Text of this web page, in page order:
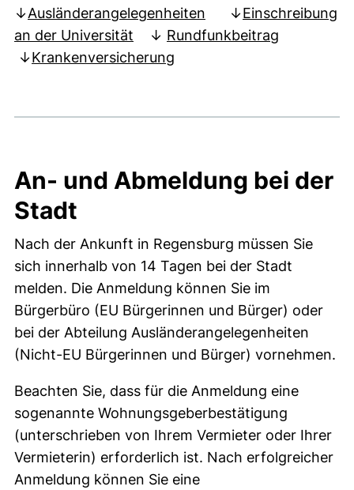
↓Ausländerangelegenheiten ↓Einschreibung
an der Universität ↓ Rundfunkbeitrag
↓Krankenversicherung
An- und Abmeldung bei der
Stadt
Nach der Ankunft in Regensburg müssen Sie
sich innerhalb von 14 Tagen bei der Stadt
melden. Die Anmeldung können Sie im
Bürgerbüro (EU Bürgerinnen und Bürger) oder
bei der Abteilung Ausländerangelegenheiten
(Nicht-EU Bürgerinnen und Bürger) vornehmen.
Beachten Sie, dass für die Anmeldung eine
sogenannte Wohnungsgeberbestätigung
(unterschrieben von Ihrem Vermieter oder Ihrer
Vermieterin) erforderlich ist. Nach erfolgreicher
Anmeldung können Sie eine